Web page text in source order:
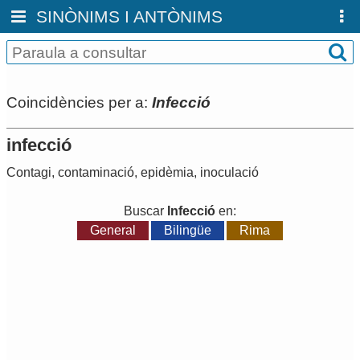
SINÒNIMS I ANTÒNIMS
Coincidències per a: Infecció
infecció
Contagi, contaminació, epidèmia, inoculació
Buscar Infecció en:
General
Bilingüe Rima